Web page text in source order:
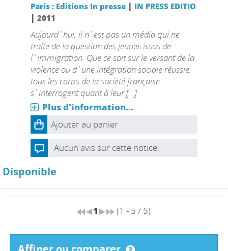
Paris : Editions In presse| IN PRESS EDITIO
| 2011
Aujourd`hui, il n`est pas un média qui ne
traite de la question des jeunes issus de
l`immigration. Que ce soit sur le versant de la
violence ou d`une intégration sociale réussie,
tous les corps de la société française
s`interrogent quant à leur [...]
Plus d'information...
Ajouter au panier
Aucun avis sur cette notice.
Disponible
1 (1 - 5 / 5)